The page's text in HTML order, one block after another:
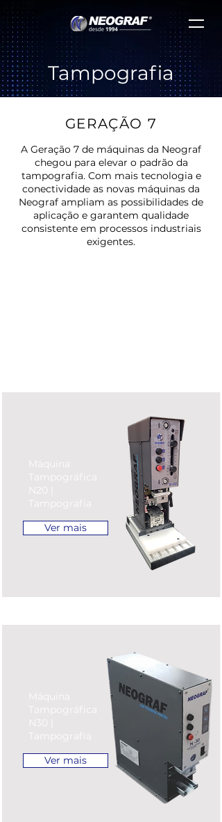
Tampografia
GERAÇÃO 7
A Geração 7 de máquinas da Neograf
chegou para elevar o padrão da
tampografia. Com mais tecnologia e
conectividade as novas máquinas da
Neograf ampliam as possibilidades de
aplicação e garantem qualidade
consistente em processos industriais
exigentes.
Máquina
Tampográfica
N20 |
Tampografia
Ver mais
Máquina
Tampográfica
N30 |
Tampografia
Ver mais